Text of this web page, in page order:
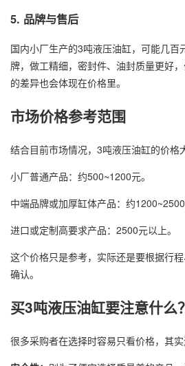
5. 品牌与售后
国内小厂生产的3吨液压油缸，可能几百
牌，做工精细，密封件、油封质量更好
的差异也会体现在价格里。
市场价格参考范围
结合目前市场情况，3吨液压油缸的价格
小厂普通产品：约500~1200元。
中端品牌或加厚缸体产品：约1200~2500
进口或定制高要求产品：2500元以上。
这个价格只是参考，实际还是要根据行
确认。
买3吨液压油缸要注意什么？
很多采购者在选择时容易只看价格，其实